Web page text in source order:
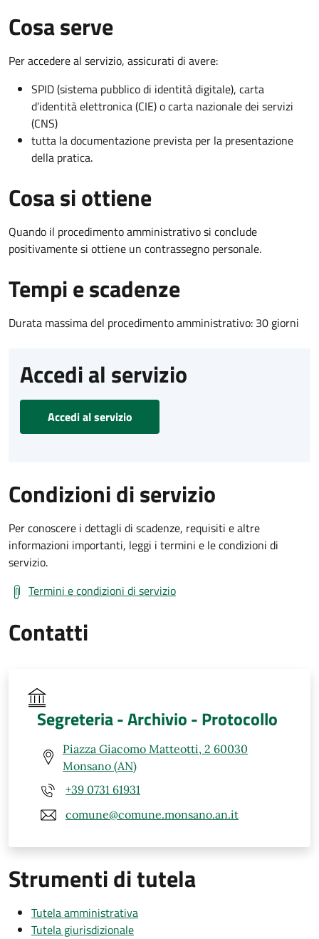
Cosa serve
Per accedere al servizio, assicurati di avere:
SPID (sistema pubblico di identità digitale), carta
d’identità elettronica (CIE) o carta nazionale dei servizi
(CNS)
tutta la documentazione prevista per la presentazione
della pratica.
Cosa si ottiene
Quando il procedimento amministrativo si conclude
positivamente si ottiene un contrassegno personale.
Tempi e scadenze
Durata massima del procedimento amministrativo: 30 giorni
Accedi al servizio
Accedi al servizio
Condizioni di servizio
Per conoscere i dettagli di scadenze, requisiti e altre
informazioni importanti, leggi i termini e le condizioni di
servizio.
Termini e condizioni di servizio
Contatti
Segreteria - Archivio - Protocollo
Piazza Giacomo Matteotti, 2 60030
Monsano (AN)
+39 0731 61931
comune@comune.monsano.an.it
Strumenti di tutela
Tutela amministrativa
Tutela giurisdizionale